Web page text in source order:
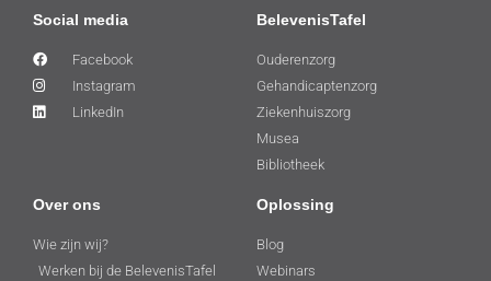
Social media
Facebook
Instagram
LinkedIn
BelevenisTafel
Ouderenzorg
Gehandicaptenzorg
Ziekenhuiszorg
Musea
Bibliotheek
Over ons
Wie zijn wij?
Werken bij de BelevenisTafel
Oplossing
Blog
Webinars